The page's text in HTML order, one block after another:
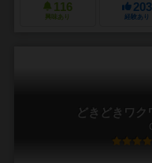
116
興味あり
203
経験あり
どきどきワ